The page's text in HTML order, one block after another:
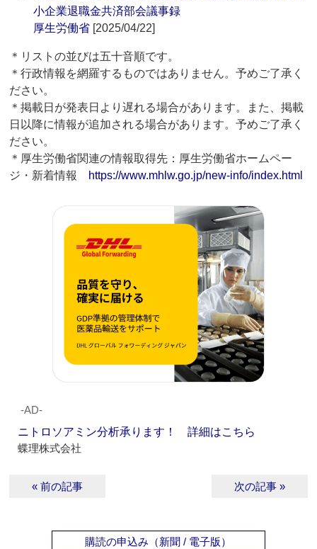
小企業退職金共済部会議事録
厚生労働省 [2025/04/22]
＊リストの並びは五十音順です。
＊行政情報を網羅するものではありません。予めご了承く
ださい。
＊掲載日が発表日より遅れる場合があります。また、掲載
日以降に情報が追加される場合があります。予めご了承く
ださい。
＊厚生労働省関連の情報取得先：厚生労働省ホームペー
ジ・新着情報 https://www.mhlw.go.jp/new-info/index.html
‐AD‐
ニトロソアミン分析承ります！ 詳細はこちら
蝶理株式会社
« 前の記事 次の記事 »
購読の申込み（新聞 / 電子版）